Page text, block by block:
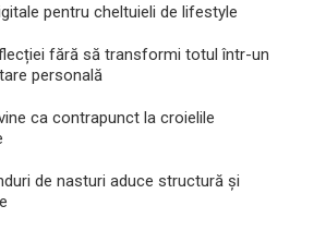
pentru cheltuieli de lifestyle
fără să transformi totul într-un
personală
ca contrapunct la croielile
de nasturi aduce structură și